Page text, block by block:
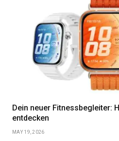
Dein neuer Fitnessbegleiter:
entdecken
MAY 19, 2026